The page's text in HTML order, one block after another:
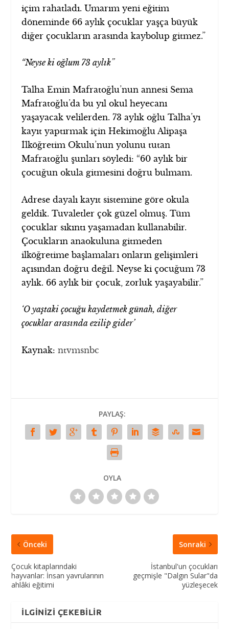
içim rahatladı. Umarım yeni eğitim
döneminde 66 aylık çocuklar yaşça büyük
diğer çocukların arasında kaybolup gitmez.”
“Neyse ki oğlum 73 aylık”
Talha Emin Mafratoğlu’nun annesi Sema
Mafratoğlu’da bu yıl okul heyecanı
yaşayacak velilerden. 73 aylık oğlu Talha’yı
kayıt yaptırmak için Hekimoğlu Alipaşa
İlköğretim Okulu’nun yolunu tutan
Mafratoğlu şunları söyledi: “60 aylık bir
çocuğun okula gitmesini doğru bulmam.
Adrese dayalı kayıt sistemine göre okula
geldik. Tuvaletler çok güzel olmuş. Tüm
çocuklar sıkıntı yaşamadan kullanabilir.
Çocukların anaokuluna gitmeden
ilköğretime başlamaları onların gelişimleri
açısından doğru değil. Neyse ki çocuğum 73
aylık. 66 aylık bir çocuk, zorluk yaşayabilir.”
‘O yaştaki çocuğu kaydetmek günah, diğer
çocuklar arasında ezilip gider’
Kaynak:ntvmsnbc
PAYLAŞ:
OYLA
Önceki
Çocuk kitaplarındaki
hayvanlar: İnsan yavrularının
ahlâki eğitimi
Sonraki
İstanbul'un çocukları
geçmişle "Dalgın Sular"da
yüzleşecek
İLGINIZI ÇEKEBILIR